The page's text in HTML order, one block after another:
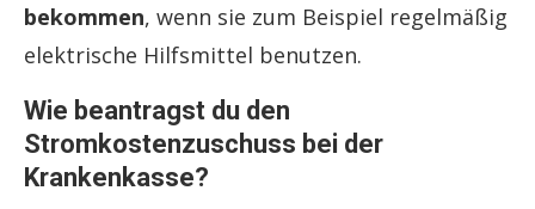
bekommen, wenn sie zum Beispiel regelmäßig
elektrische Hilfsmittel benutzen.
Wie beantragst du den
Stromkostenzuschuss bei der
Krankenkasse?